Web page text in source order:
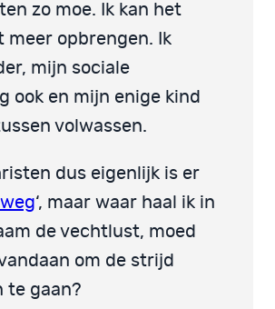
zo moe. Ik kan het
meer opbrengen. Ik
mijn sociale
ook en mijn enige kind
volwassen.
dus eigenlijk is er
‘, maar waar haal ik in
de vechtlust, moed
om de strijd
te gaan?